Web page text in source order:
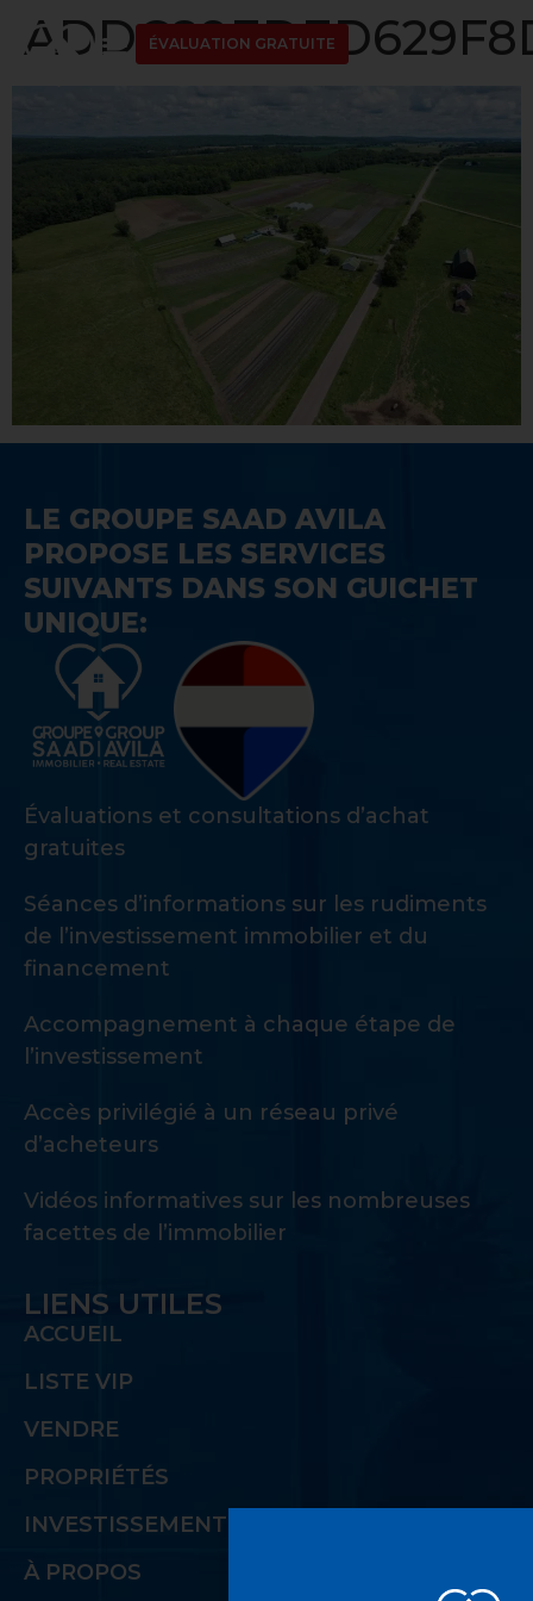
ÉVALUATION GRATUITE
LE GROUPE SAAD AVILA
PROPOSE LES SERVICES
SUIVANTS DANS SON GUICHET
UNIQUE:
Évaluations et consultations d’achat
gratuites
Séances d’informations sur les rudiments
de l’investissement immobilier et du
financement
Accompagnement à chaque étape de
l’investissement
Accès privilégié à un réseau privé
d’acheteurs
Vidéos informatives sur les nombreuses
facettes de l’immobilier
LIENS UTILES
ACCUEIL
LISTE VIP
VENDRE
PROPRIÉTÉS
INVESTISSEMENT
À PROPOS